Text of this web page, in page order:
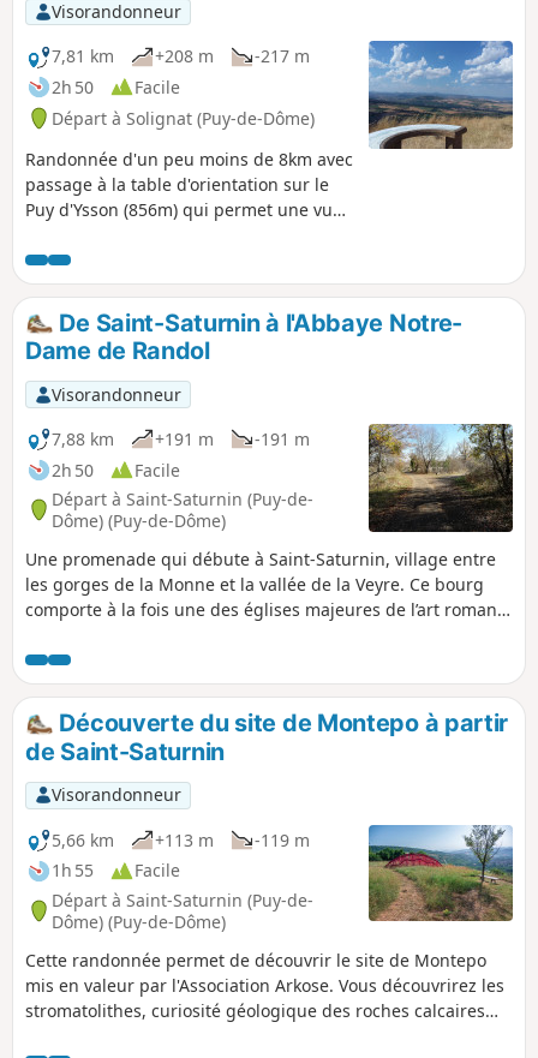
Visorandonneur
7,81 km
+208 m
-217 m
2h 50
Facile
Départ à Solignat (Puy-de-Dôme)
Randonnée d'un peu moins de 8km avec
passage à la table d'orientation sur le
Puy d'Ysson (856m) qui permet une vue
De Saint-Saturnin à l'Abbaye Notre-
Dame de Randol
Visorandonneur
7,88 km
+191 m
-191 m
2h 50
Facile
Départ à Saint-Saturnin (Puy-de-
Dôme) (Puy-de-Dôme)
Une promenade qui débute à Saint-Saturnin, village entre
les gorges de la Monne et la vallée de la Veyre. Ce bourg
comporte à la fois une des églises majeures de l’art roman
poursuit vers l'Abbaye Notre-Dame de Randol et traverse
des paysages verts et vallonnés.
Découverte du site de Montepo à partir
de Saint-Saturnin
Visorandonneur
5,66 km
+113 m
-119 m
1h 55
Facile
Départ à Saint-Saturnin (Puy-de-
Dôme) (Puy-de-Dôme)
Cette randonnée permet de découvrir le site de Montepo
mis en valeur par l'Association Arkose. Vous découvrirez les
stromatolithes, curiosité géologique des roches calcaires